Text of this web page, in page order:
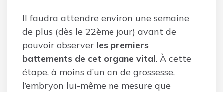
Il faudra attendre environ une semaine
de plus (dès le 22ème jour) avant de
pouvoir observer les premiers
battements de cet organe vital. À cette
étape, à moins d’un an de grossesse,
l’embryon lui-même ne mesure que